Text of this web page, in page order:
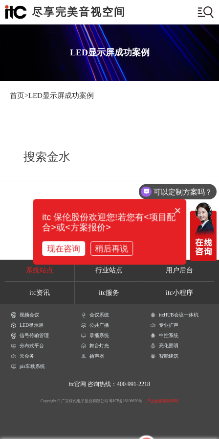
尽享完美音视空间
LED显示屏成功案例
首页>LED显示屏成功案例
搜索金水
系统站点 行业站点 用户后台
itc资讯 itc服务 itc小程序
视频会议 会议系统
itcHUB会议一体机
LED显示屏
公共广播
专业扩声
信号传输管理
录播系统
中控系统
分布式平台
舞台灯光
亮化照明
云会务
扬声器
智能建筑
pis车载系统
itc官网 咨询热线：400-991-2218
Copyright © 广东保伦电子股份有限公司 粤ICP备16106620号 产品参数解释声明
可以定制方案吗？
×
itc 保伦股份欢迎您!若您有<项目配
合>或<方案报价>
现在咨询 稍后再说